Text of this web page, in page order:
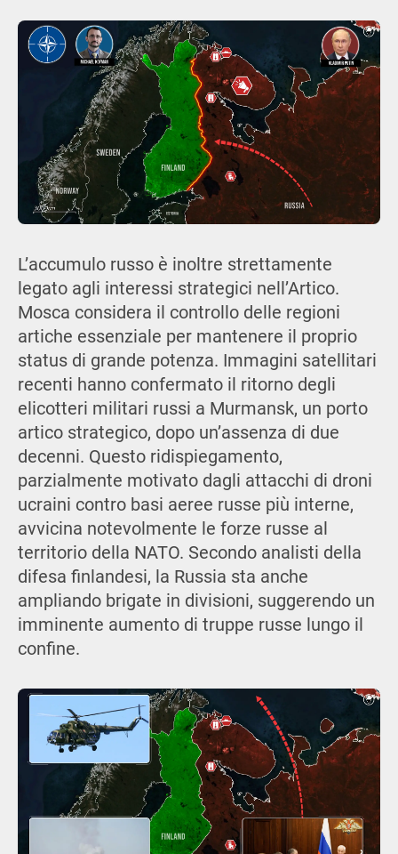
L’accumulo russo è inoltre strettamente
legato agli interessi strategici nell’Artico.
Mosca considera il controllo delle regioni
artiche essenziale per mantenere il proprio
status di grande potenza. Immagini satellitari
recenti hanno confermato il ritorno degli
elicotteri militari russi a Murmansk, un porto
artico strategico, dopo un’assenza di due
decenni. Questo ridispiegamento,
parzialmente motivato dagli attacchi di droni
ucraini contro basi aeree russe più interne,
avvicina notevolmente le forze russe al
territorio della NATO. Secondo analisti della
difesa finlandesi, la Russia sta anche
ampliando brigate in divisioni, suggerendo un
imminente aumento di truppe russe lungo il
confine.